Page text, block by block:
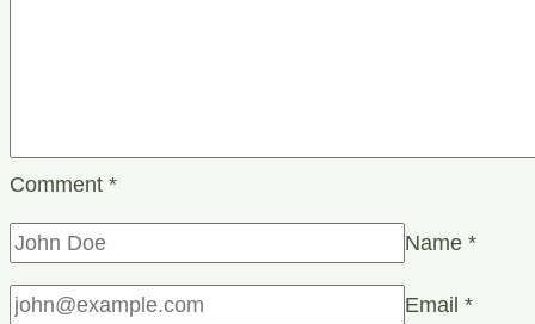
Comment *
Name *
Email *